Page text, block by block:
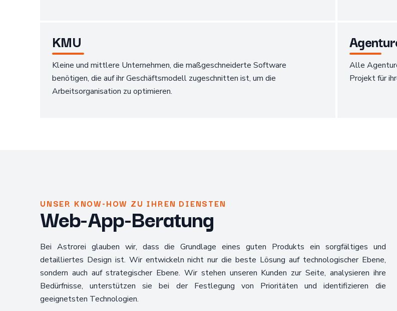
KMU
Kleine und mittlere Unternehmen, die maßgeschneiderte Software
benötigen, die auf ihr Geschäftsmodell zugeschnitten ist, um die
Arbeitsorganisation zu optimieren.
Alle
Projekt für
UNSER KNOW-HOW ZU IHREN DIENSTEN
Web-App-Beratung
Bei Astrorei glauben wir, dass die Grundlage eines guten Produkts ein sorgfältiges und
detailliertes Design ist. Wir entwickeln nicht nur die beste Lösung auf technologischer Ebene,
sondern auch auf strategischer Ebene. Wir stehen unseren Kunden zur Seite, analysieren ihre
Bedürfnisse, unterstützen sie bei der Festlegung von Prioritäten und identifizieren die
geeignetsten Technologien.